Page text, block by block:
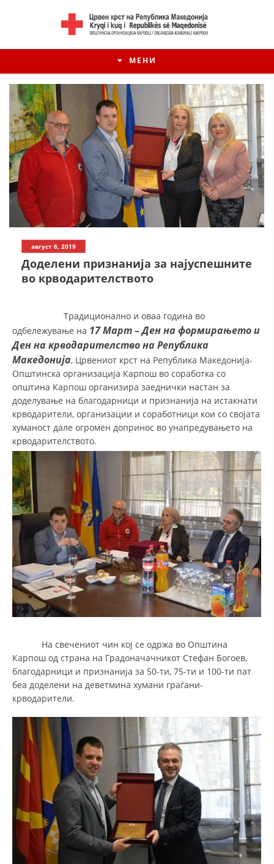
МЕНИ
ПРИРАЧНИЦИ
СТРАТЕГИИ
ЕДУКАТИВНО ИНФОРМАТИВНИ МАТЕРИЈАЛИ
БРОШУРИ
ПОСТЕРИ
ПРЕЗЕНТАЦИИ
август 6, 2019
Доделени признанија за најуспешните
во крводарителството
Традиционално и оваа година во
одбележување на 17 Март – Ден на формирањето и
Ден на крводарителство на Република
Македонија, Црвениот крст на Република Македонија-
Општинска организација Карпош во соработка со
општина Карпош организира заеднички настан за
доделување на благодарници и признанија на истакнати
крводарители, организации и соработници кои со својата
хуманост дале огромен допринос во унапредувањето на
крводарителството.
На свечениот чин кој се одржа во Општина
Карпош од страна на Градоначачникот Стефан Богоев,
благодарници и признанија за 50-ти, 75-ти и 100-ти пат
беа доделени на деветмина хумани граѓани-
крводарители.